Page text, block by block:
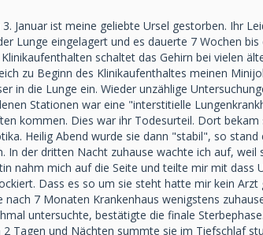
Januar ist meine geliebte Ursel gestorben. Ihr
Lunge eingelagert und es dauerte 7 Wochen
schaltet das Gehirn bei vielen
zu Beginn des Klinikaufenthaltes meinen
in die Lunge ein. Wieder unzählige
Stationen war eine "interstitielle
kommen. Dies war ihr Todesurteil. Dort
Heilig Abend wurde sie dann "stabil", so
In der dritten Nacht zuhause wachte ich auf,
nahm mich auf die Seite und teilte mir mit dass
Dass es so um sie steht hatte mir kein
7 Monaten Krankenhaus wenigstens
untersuchte, bestätigte die finale
Tagen und Nächten summte sie im Tiefschlaf